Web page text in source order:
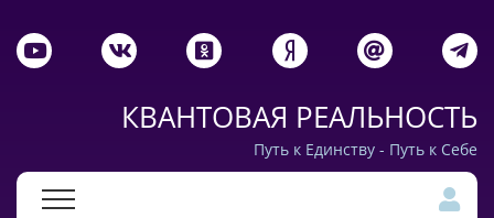
КВАНТОВАЯ РЕАЛЬНОСТЬ
Путь к Единству - Путь к Себе